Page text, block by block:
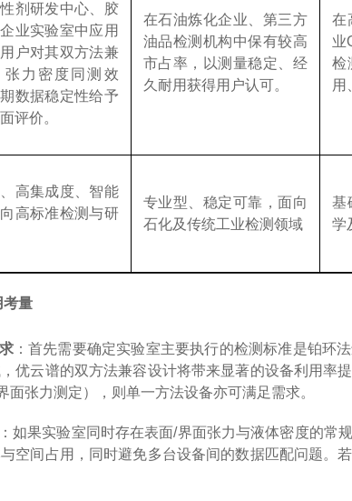
剂研发中心、胶
业实验室中应用
户对其双方法兼
张力密度同测效
数据稳定性给予
评价。
在石油炼化企业、第三方
油品检测机构中保有较高
市占率，以测量稳定、经
久耐用获得用户认可。
在
业
检
用
高集成度、智能
高标准检测与研
专业型、稳定可靠，面向
石化及传统工业检测领域
基
学
考量
：首先需要确定实验室主要执行的检测标准是铂环
优云谱的双方法兼容设计将带来显著的设备利用率
面张力测定），则单一方法设备亦可满足需求。
如果实验室同时存在表面/界面张力与液体密度的常
空间占用，同时避免多台设备间的数据匹配问题。